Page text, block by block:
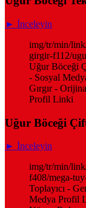
► İnceleyin
img/tr/min/
girgir-f112/
Uğur Böceği
- Sosyal
Gırgır -
Profil Linki
Uğur Böceği
► İnceleyin
img/tr/min/
f408/mega-
Toplayıcı -
Medya Profil